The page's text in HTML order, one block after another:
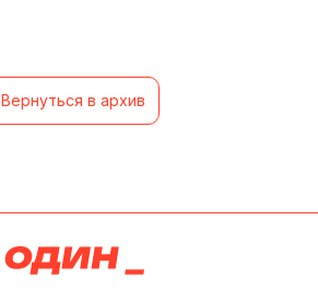
Вернуться в архив